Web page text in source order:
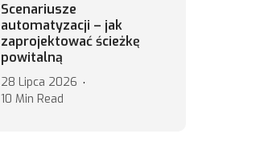
Scenariusze
automatyzacji – jak
zaprojektować ścieżkę
powitalną
28 Lipca 2026
10 Min Read